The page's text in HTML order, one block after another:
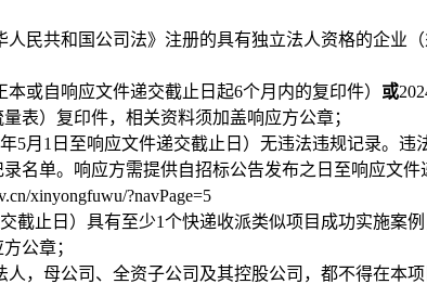
民共和国公司法》注册的具有独立法人资格的企业
本或自 响应文件递交截止 日起6个月内的复印件） 或202
表）复印件，相关资料须加盖响应方公章；
年5月 1日至响应文件递交截止 日 ）无违法违规记录。违
名单。
响应方需提供自招标公告发布之日至响应文件
xinyongfuwu/?navPage=5
截止日）具有至少1个快递收派类似项目成功实施案
公章；
，母公司、全资子公司及其控股公司，都不得在本